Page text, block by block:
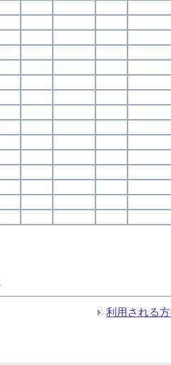
利用される